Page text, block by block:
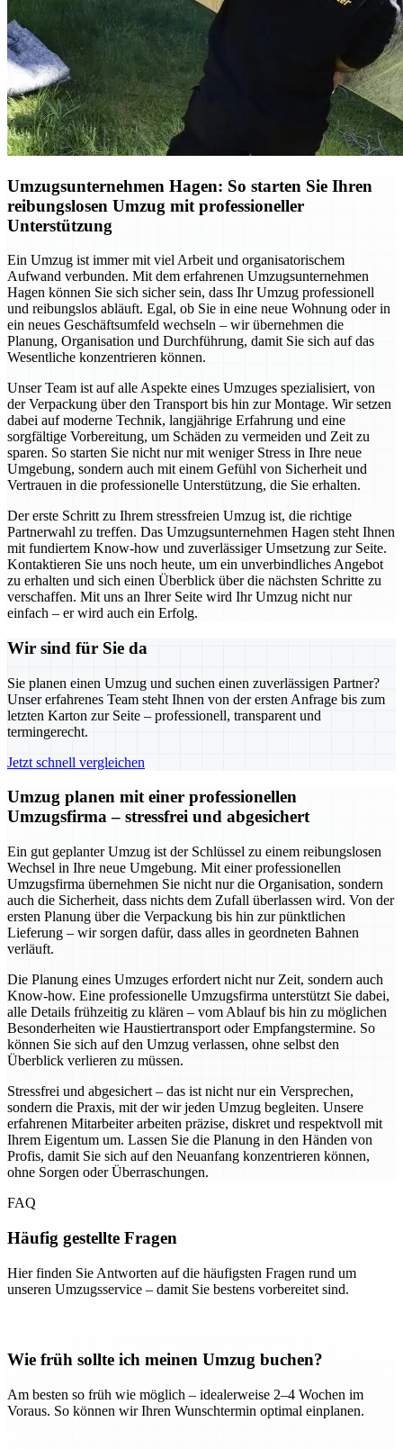
Umzugsunternehmen Hagen: So starten Sie Ihren
reibungslosen Umzug mit professioneller
Unterstützung
Ein Umzug ist immer mit viel Arbeit und organisatorischem
Aufwand verbunden. Mit dem erfahrenen Umzugsunternehmen
Hagen können Sie sich sicher sein, dass Ihr Umzug professionell
und reibungslos abläuft. Egal, ob Sie in eine neue Wohnung oder in
ein neues Geschäftsumfeld wechseln – wir übernehmen die
Planung, Organisation und Durchführung, damit Sie sich auf das
Wesentliche konzentrieren können.
Unser Team ist auf alle Aspekte eines Umzuges spezialisiert, von
der Verpackung über den Transport bis hin zur Montage. Wir setzen
dabei auf moderne Technik, langjährige Erfahrung und eine
sorgfältige Vorbereitung, um Schäden zu vermeiden und Zeit zu
sparen. So starten Sie nicht nur mit weniger Stress in Ihre neue
Umgebung, sondern auch mit einem Gefühl von Sicherheit und
Vertrauen in die professionelle Unterstützung, die Sie erhalten.
Der erste Schritt zu Ihrem stressfreien Umzug ist, die richtige
Partnerwahl zu treffen. Das Umzugsunternehmen Hagen steht Ihnen
mit fundiertem Know-how und zuverlässiger Umsetzung zur Seite.
Kontaktieren Sie uns noch heute, um ein unverbindliches Angebot
zu erhalten und sich einen Überblick über die nächsten Schritte zu
verschaffen. Mit uns an Ihrer Seite wird Ihr Umzug nicht nur
einfach – er wird auch ein Erfolg.
Wir sind für Sie da
Sie planen einen Umzug und suchen einen zuverlässigen Partner?
Unser erfahrenes Team steht Ihnen von der ersten Anfrage bis zum
letzten Karton zur Seite – professionell, transparent und
termingerecht.
Jetzt schnell vergleichen
Umzug planen mit einer professionellen
Umzugsfirma – stressfrei und abgesichert
Ein gut geplanter Umzug ist der Schlüssel zu einem reibungslosen
Wechsel in Ihre neue Umgebung. Mit einer professionellen
Umzugsfirma übernehmen Sie nicht nur die Organisation, sondern
auch die Sicherheit, dass nichts dem Zufall überlassen wird. Von der
ersten Planung über die Verpackung bis hin zur pünktlichen
Lieferung – wir sorgen dafür, dass alles in geordneten Bahnen
verläuft.
Die Planung eines Umzuges erfordert nicht nur Zeit, sondern auch
Know-how. Eine professionelle Umzugsfirma unterstützt Sie dabei,
alle Details frühzeitig zu klären – vom Ablauf bis hin zu möglichen
Besonderheiten wie Haustiertransport oder Empfangstermine. So
können Sie sich auf den Umzug verlassen, ohne selbst den
Überblick verlieren zu müssen.
Stressfrei und abgesichert – das ist nicht nur ein Versprechen,
sondern die Praxis, mit der wir jeden Umzug begleiten. Unsere
erfahrenen Mitarbeiter arbeiten präzise, diskret und respektvoll mit
Ihrem Eigentum um. Lassen Sie die Planung in den Händen von
Profis, damit Sie sich auf den Neuanfang konzentrieren können,
ohne Sorgen oder Überraschungen.
FAQ
Häufig gestellte Fragen
Hier finden Sie Antworten auf die häufigsten Fragen rund um
unseren Umzugsservice – damit Sie bestens vorbereitet sind.
Wie früh sollte ich meinen Umzug buchen?
Am besten so früh wie möglich – idealerweise 2–4 Wochen im
Voraus. So können wir Ihren Wunschtermin optimal einplanen.